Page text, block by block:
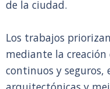
de la ciudad.
Los trabajos
mediante la
continuos y